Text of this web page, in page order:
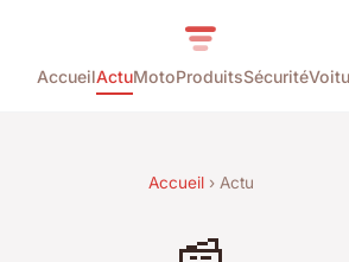
AccueilActuMotoProduitsSécurité
Accueil› Actu